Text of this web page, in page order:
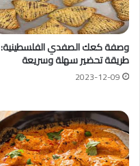
وصفة كعك الصفدي الفلسطينية:
طريقة تحضير سهلة وسريعة
2023-12-09